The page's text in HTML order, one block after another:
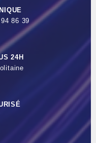
86 39
24H